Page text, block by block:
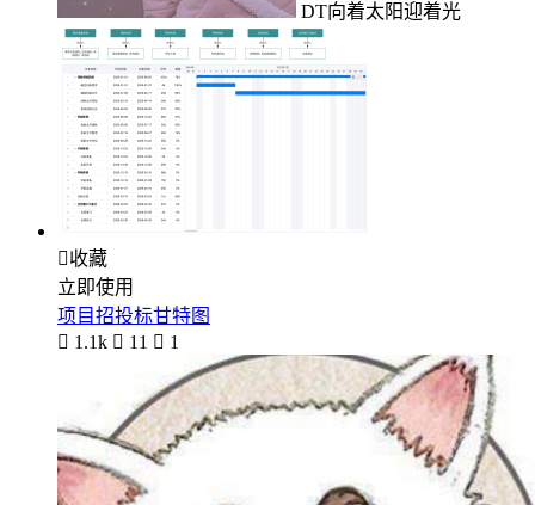
DT向着太阳迎着光
收藏
立即使用
项目招投标甘特图
 1.1k  11  1